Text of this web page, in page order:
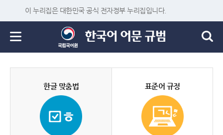
이 누리집은 대한민국 공식 전자정부 누리집입니다.
한글 맞춤법 표준어 규정